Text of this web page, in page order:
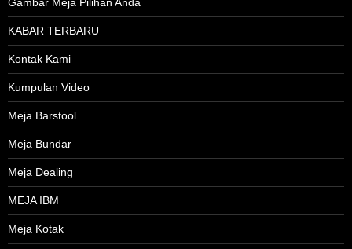
KABAR TERBARU
Kontak Kami
Kumpulan Video
Meja Barstool
Meja Bundar
Meja Dealing
MEJA IBM
Meja Kotak